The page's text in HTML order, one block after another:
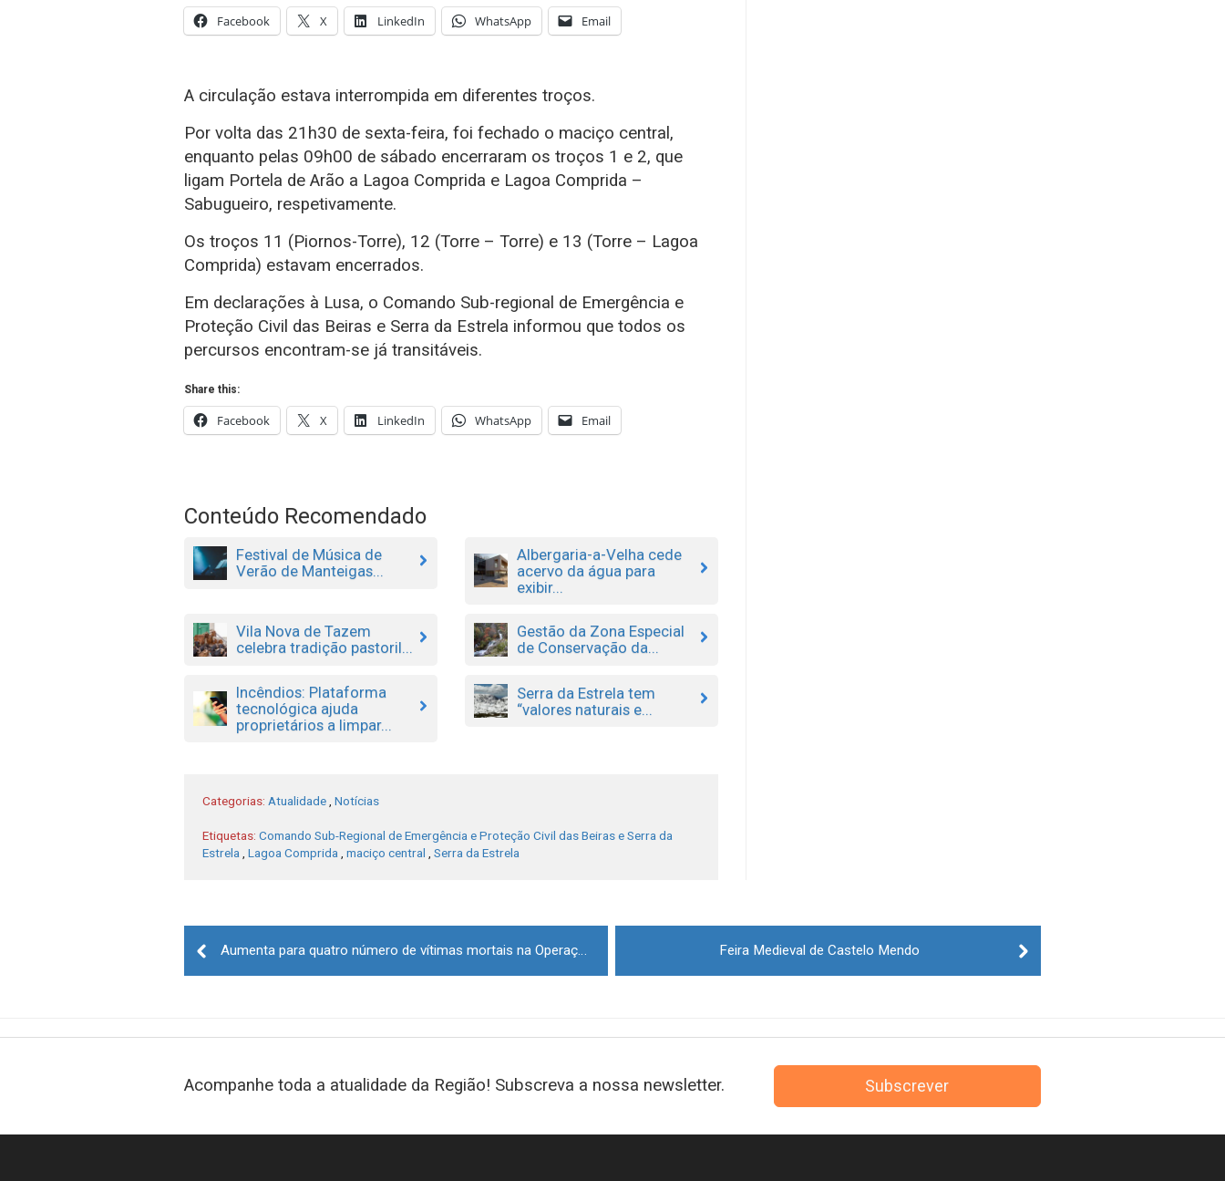
Facebook X LinkedIn WhatsApp Email
A circulação estava interrompida em diferentes troços.
Por volta das 21h30 de sexta-feira, foi fechado o maciço central,
enquanto pelas 09h00 de sábado encerraram os troços 1 e 2, que
ligam Portela de Arão a Lagoa Comprida e Lagoa Comprida –
Sabugueiro, respetivamente.
Os troços 11 (Piornos-Torre), 12 (Torre – Torre) e 13 (Torre – Lagoa
Comprida) estavam encerrados.
Em declarações à Lusa, o Comando Sub-regional de Emergência e
Proteção Civil das Beiras e Serra da Estrela informou que todos os
percursos encontram-se já transitáveis.
Share this:
Facebook X LinkedIn WhatsApp Email
Conteúdo Recomendado
Festival de Música de
Verão de Manteigas...
Albergaria-a-Velha cede
acervo da água para
exibir...
Vila Nova de Tazem
celebra tradição pastoril...
Gestão da Zona Especial
de Conservação da...
Incêndios: Plataforma
tecnológica ajuda
proprietários a limpar...
Serra da Estrela tem
“valores naturais e...
Categorias: Atualidade Notícias
Etiquetas: Comando Sub-Regional de Emergência e Proteção Civil das Beiras e Serra da
Estrela
Lagoa Comprida maciço central Serra da Estrela
navigation
Aumenta para quatro número de vítimas mortais na Operação Páscoa 2025 da GNR Feira Medieval de Castelo Mendo
Acompanhe toda a atualidade da Região! Subscreva a nossa newsletter. Subscrever